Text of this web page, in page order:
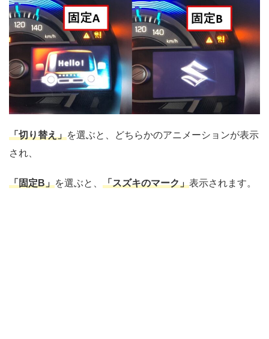
「切り替え」を選ぶと、どちらかのアニメーションが表示
され、
「固定B」を選ぶと、 「スズキのマーク」表示されます。